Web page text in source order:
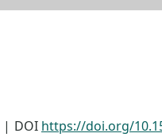
DOI https://doi.org/